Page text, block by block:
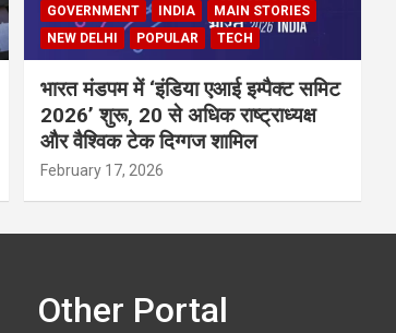
GOVERNMENT
INDIA
MAIN STORIES
NEW DELHI
POPULAR TECH
भारत मंडपम में ‘इंडिया एआई इम्पैक्ट समिट
2026’ शुरू, 20 से अधिक राष्ट्राध्यक्ष
और वैश्विक टेक दिग्गज शामिल
February 17, 2026
Other Portal